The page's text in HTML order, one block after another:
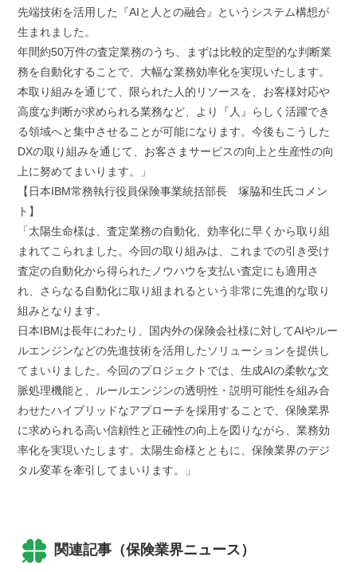
先端技術を活用した『AIと人との融合』というシステム構想が
生まれました。
年間約50万件の査定業務のうち、まずは比較的定型的な判断業
務を自動化することで、大幅な業務効率化を実現いたします。
本取り組みを通じて、限られた人的リソースを、お客様対応や
高度な判断が求められる業務など、より『人』らしく活躍でき
る領域へと集中させることが可能になります。今後もこうした
DXの取り組みを通じて、お客さまサービスの向上と生産性の向
上に努めてまいります。」
【日本IBM常務執行役員保険事業統括部長 塚脇和生氏コメン
ト】
「太陽生命様は、査定業務の自動化、効率化に早くから取り組
まれてこられました。今回の取り組みは、これまでの引き受け
査定の自動化から得られたノウハウを支払い査定にも適用さ
れ、さらなる自動化に取り組まれるという非常に先進的な取り
組みとなります。
日本IBMは長年にわたり、国内外の保険会社様に対してAIやルー
ルエンジンなどの先進技術を活用したソリューションを提供し
てまいりました。今回のプロジェクトでは、生成AIの柔軟な文
脈処理機能と、ルールエンジンの透明性・説明可能性を組み合
わせたハイブリッドなアプローチを採用することで、保険業界
に求められる高い信頼性と正確性の向上を図りながら、業務効
率化を実現いたします。太陽生命様とともに、保険業界のデジ
タル変革を牽引してまいります。」
関連記事（保険業界ニュース）